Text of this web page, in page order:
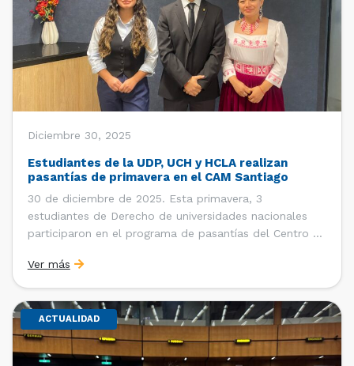
Diciembre 30, 2025
Estudiantes de la UDP, UCH y HCLA realizan
pasantías de primavera en el CAM Santiago
30 de diciembre de 2025. Esta primavera, 3
estudiantes de Derecho de universidades nacionales
participaron en el programa de pasantías del Centro de
de Santiago (CCS). Entre el 3 de noviembre y el 30 de
diciembre realizaron su pasantía Ingrid Ivania […]
Ver más
ACTUALIDAD